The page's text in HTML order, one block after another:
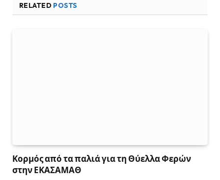
RELATED POSTS
Κορμός από τα παλιά για τη Θύελλα Φερών
στην ΕΚΑΣΑΜΑΘ